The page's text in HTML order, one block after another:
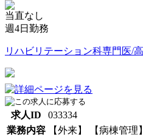
当直なし
週4日勤務
リハビリテーション科専門医/
求人ID
033334
業務内容
【外来】 【病棟管